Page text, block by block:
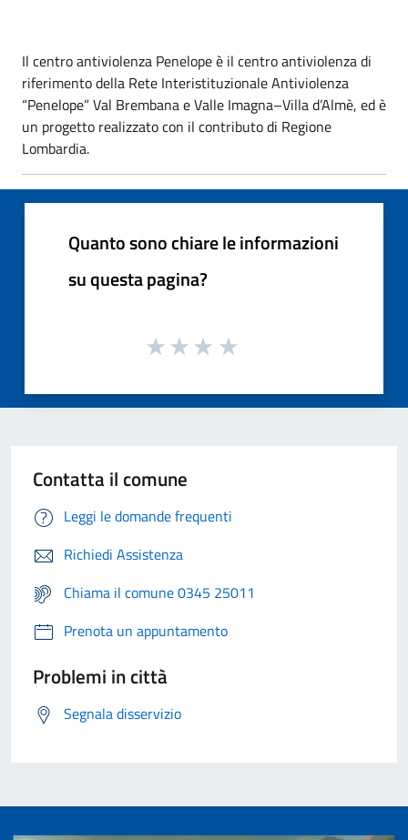
Il centro antiviolenza Penelope è il centro antiviolenza di
riferimento della Rete Interistituzionale Antiviolenza
“Penelope” Val Brembana e Valle Imagna–Villa d’Almè, ed è
un progetto realizzato con il contributo di Regione
Lombardia.
Quanto sono chiare le informazioni
su questa pagina?
Contatta il comune
Leggi le domande frequenti
Richiedi Assistenza
Chiama il comune 0345 25011
Prenota un appuntamento
Problemi in città
Segnala disservizio